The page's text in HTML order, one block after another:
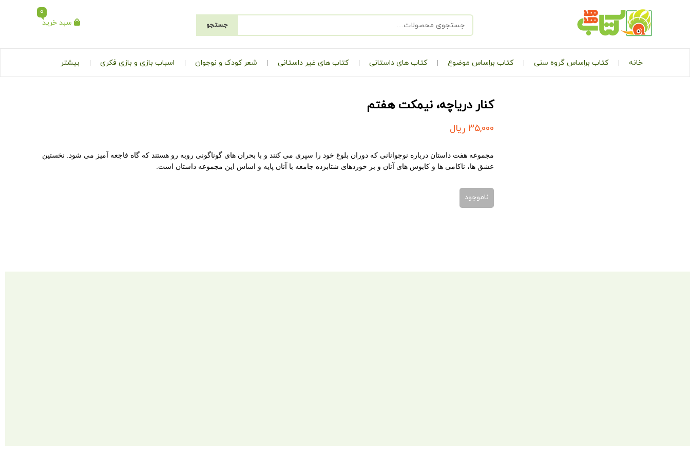
جستجو سبد خرید
0
خانه کتاب براساس گروه سنی کتاب براساس موضوع کتاب های داستانی کتاب های غیر داستانی شعر کودک و نوجوان اسباب بازی و بازی فکری بیشتر
کنار دریاچه، نیمکت هفتم
35,000 ریال
مجموعه هفت داستان درباره نوجوانانی که دوران بلوغ خود را سپری می کنند و با بحران های گوناگونی روبه رو هستند که گاه فاجعه آمیز می شود. نخستین
عشق ها، ناکامی ها و کابوس های آنان و بر خوردهای شتابزده جامعه با آنان پایه و اساس این مجموعه داستان است.
ناموجود